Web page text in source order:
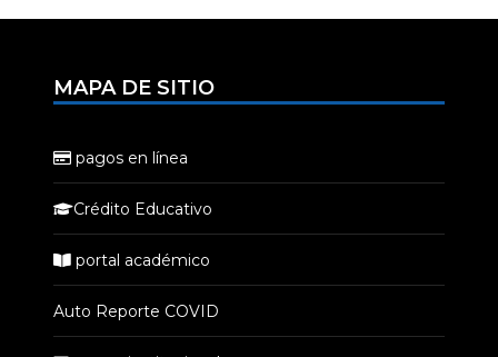
MAPA DE SITIO
pagos en línea
Crédito Educativo
portal académico
Auto Reporte COVID